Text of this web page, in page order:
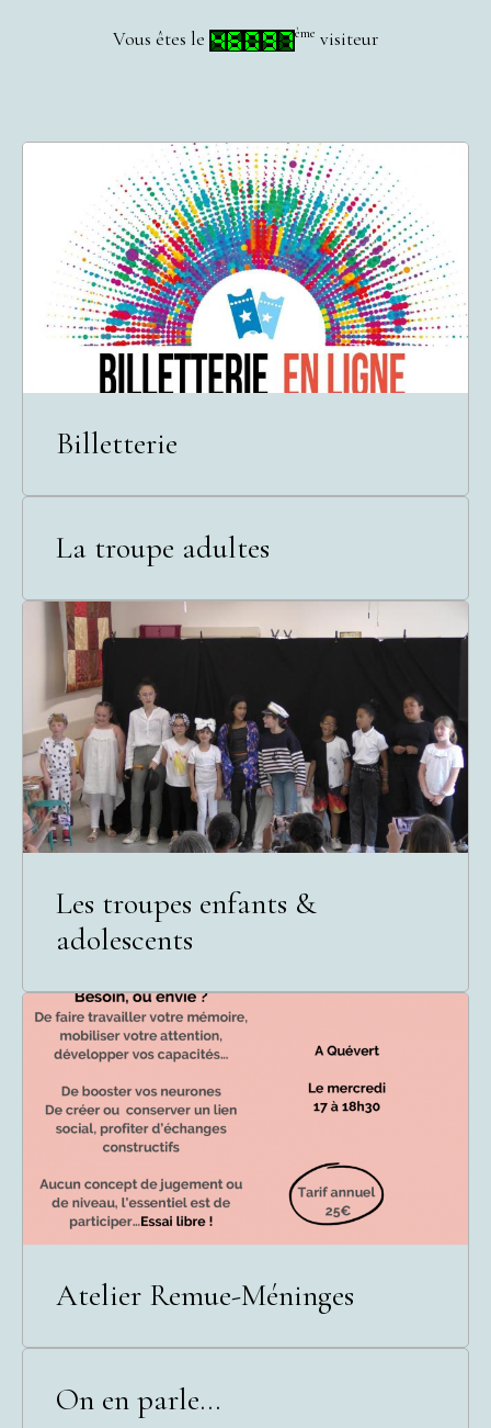
Vous êtes le ème visiteur
Billetterie
La troupe adultes
Les troupes enfants &
adolescents
Atelier Remue-Méninges
On en parle...